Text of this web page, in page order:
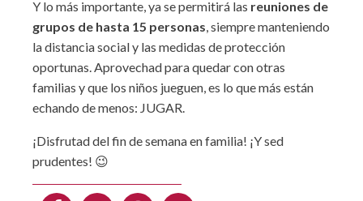
Y lo más importante, ya se permitirá las reuniones de
grupos de hasta 15 personas, siempre manteniendo
la distancia social y las medidas de protección
oportunas. Aprovechad para quedar con otras
familias y que los niños jueguen, es lo que más están
echando de menos: JUGAR.
¡Disfrutad del fin de semana en familia! ¡Y sed
prudentes! 😉